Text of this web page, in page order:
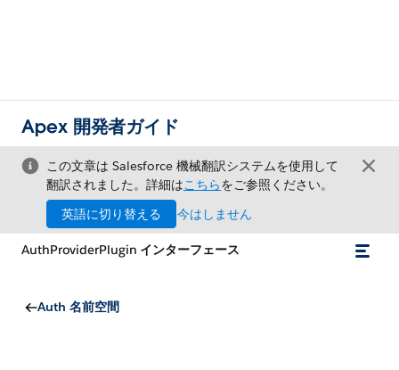
Apex 開発者ガイド
この文章は Salesforce 機械翻訳システムを使用して
翻訳されました。詳細はこちらをご参照ください。
英語に切り替える
今はしません
AuthProviderPlugin インターフェース
Auth 名前空間